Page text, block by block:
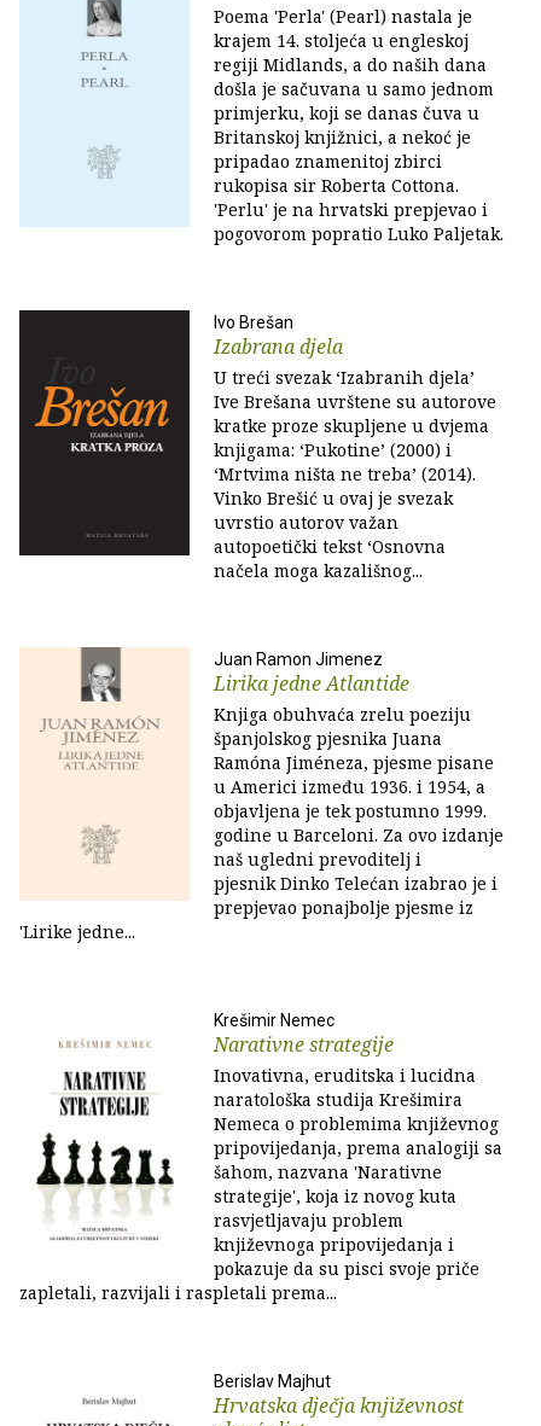
Poema 'Perla' (Pearl) nastala je
krajem 14. stoljeća u engleskoj
regiji Midlands, a do naših dana
došla je sačuvana u samo jednom
primjerku, koji se danas čuva u
Britanskoj knjižnici, a nekoć je
pripadao znamenitoj zbirci
rukopisa sir Roberta Cottona.
'Perlu' je na hrvatski prepjevao i
pogovorom popratio Luko Paljetak.
Ivo Brešan
Izabrana djela
U treći svezak ‘Izabranih djela’
Ive Brešana uvrštene su autorove
kratke proze skupljene u dvjema
knjigama: ‘Pukotine’ (2000) i
‘Mrtvima ništa ne treba’ (2014).
Vinko Brešić u ovaj je svezak
uvrstio autorov važan
autopoetički tekst ‘Osnovna
načela moga kazališnog...
Juan Ramon Jimenez
Lirika jedne Atlantide
Knjiga obuhvaća zrelu poeziju
španjolskog pjesnika Juana
Ramóna Jiméneza, pjesme pisane
u Americi između 1936. i 1954, a
objavljena je tek postumno 1999.
godine u Barceloni. Za ovo izdanje
naš ugledni prevoditelj i
pjesnik Dinko Telećan izabrao je i
prepjevao ponajbolje pjesme iz
'Lirike jedne...
Krešimir Nemec
Narativne strategije
Inovativna, eruditska i lucidna
naratološka studija Krešimira
Nemeca o problemima književnog
pripovijedanja, prema analogiji sa
šahom, nazvana 'Narativne
strategije', koja iz novog kuta
rasvjetljavaju problem
književnoga pripovijedanja i
pokazuje da su pisci svoje priče
zapletali, razvijali i raspletali prema...
Berislav Majhut
Hrvatska dječja književnost